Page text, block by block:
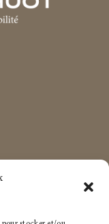
particuliers